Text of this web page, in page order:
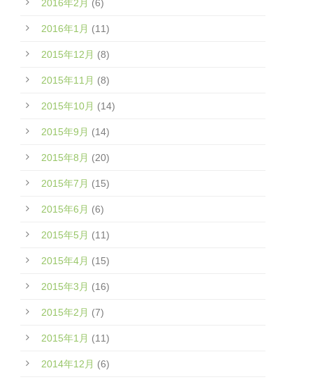
2016年2月 (6)
2016年1月 (11)
2015年12月 (8)
2015年11月 (8)
2015年10月 (14)
2015年9月 (14)
2015年8月 (20)
2015年7月 (15)
2015年6月 (6)
2015年5月 (11)
2015年4月 (15)
2015年3月 (16)
2015年2月 (7)
2015年1月 (11)
2014年12月 (6)